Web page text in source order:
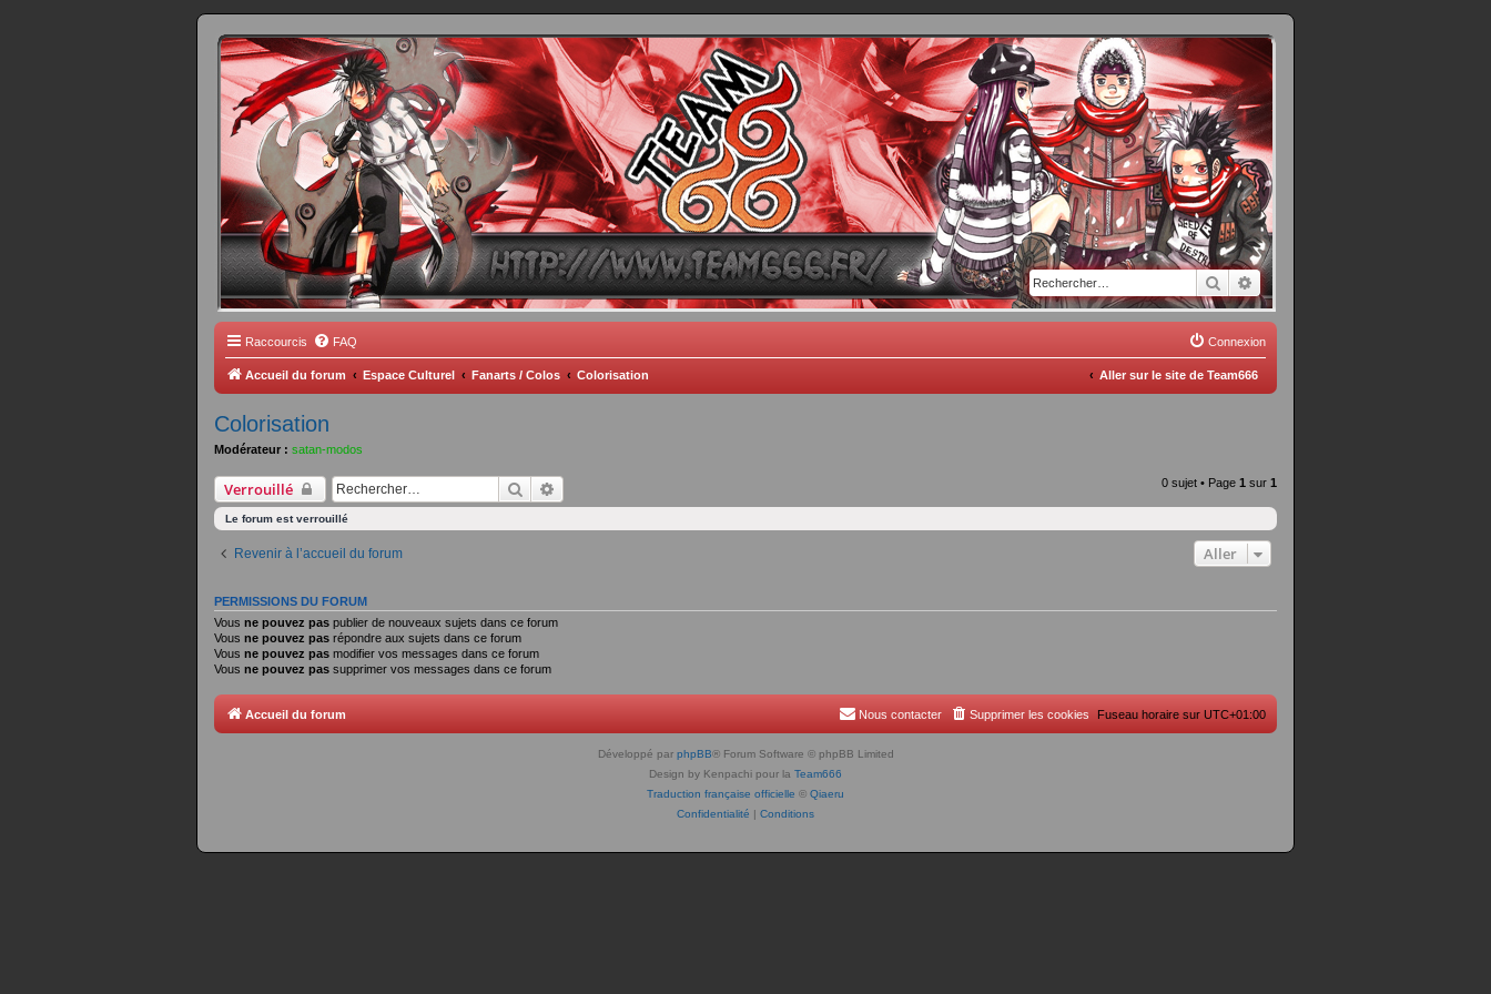
FORUM TEAM 666
Scantrad Ares, B One, Blaster Knuckle et Death Trance
RechercherRecherche avancée
Raccourcis FAQ Connexion
Accueil du forum Espace Culturel Fanarts / Colos Colorisation Aller sur le site de Team666
Colorisation
Modérateur : satan-modos
Verrouillé Rechercher 0 sujet • Page 1 sur 1
Le forum est verrouillé
Revenir à l’accueil du forum Aller
PERMISSIONS DU FORUM
Vous ne pouvez pas publier de nouveaux sujets dans ce forum
Vous ne pouvez pas répondre aux sujets dans ce forum
Vous ne pouvez pas modifier vos messages dans ce forum
Vous ne pouvez pas supprimer vos messages dans ce forum
Accueil du forum Fuseau horaire sur UTC+01:00
Supprimer les cookies
Nous contacter
Développé par phpBB® Forum Software © phpBB Limited
Design by Kenpachi pour la Team666
Traduction française officielle © Qiaeru
Confidentialité | Conditions